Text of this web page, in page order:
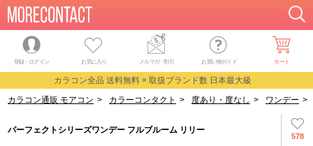
登録・ログイン お気に入り メルマガ・割引 お買い物ガイド カート
カラコン全品 送料無料 × 取扱ブランド数 日本最大級
カラコン通販 モアコン > カラーコンタクト > 度あり・度なし > ワンデー >
578
パーフェクトシリーズワンデー フルブルーム リリー